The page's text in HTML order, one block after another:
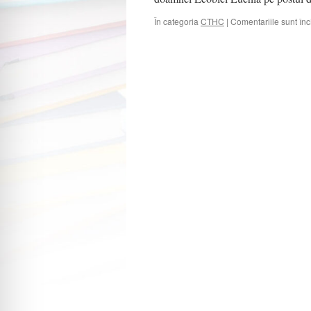
În categoria CTHC | Comentariile sunt